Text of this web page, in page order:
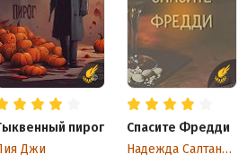
пирог
Джи
Спасите Фредди
Надежда Салтанова